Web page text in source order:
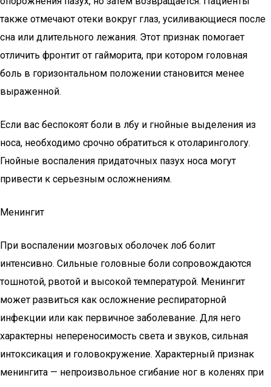
также отмечают отеки вокруг глаз, усиливающиеся после
сна или длительного лежания. Этот признак помогает
отличить фронтит от гайморита, при котором головная
боль в горизонтальном положении становится менее
выраженной.
Если вас беспокоят боли в лбу и гнойные выделения из
носа, необходимо срочно обратиться к отоларингологу.
Гнойные воспаления придаточных пазух носа могут
привести к серьезным осложнениям.
Менингит
При воспалении мозговых оболочек лоб болит
интенсивно. Сильные головные боли сопровождаются
тошнотой, рвотой и высокой температурой. Менингит
может развиться как осложнение респираторной
инфекции или как первичное заболевание. Для него
характерны непереносимость света и звуков, сильная
интоксикация и головокружение. Характерный признак
менингита — непроизвольное сгибание ног в коленях при